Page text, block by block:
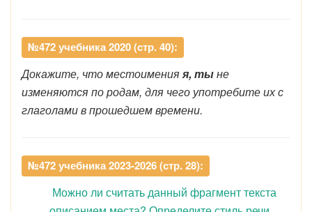
№472 учебника 2020 (стр. 40):
Докажите, что местоименияя, тыне
изменяются по родам, для чего употребите их с
глаголами в прошедшем времени.
№472 учебника 2023-2026 (стр. 28):
Можно ли считать данный фрагмент текста